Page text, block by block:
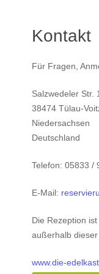
Kontakt
Für Fragen,
Salzwedeler Str.
38474 Tülau-
Niedersachsen
Deutschland
Telefon: 05833 /
E-Mail:
Die Rezeption
außerhalb
www.die-